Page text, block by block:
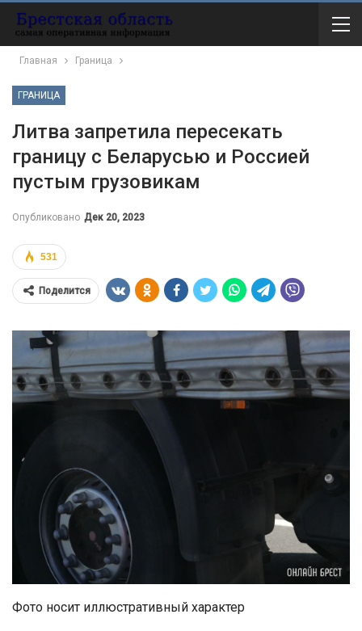
Главная Граница
ГРАНИЦА
Литва запретила пересекать
границу с Беларусью и Россией
пустым грузовикам
Опубликовано Дек 20, 2023
531
Поделится
Фото носит иллюстративный характер